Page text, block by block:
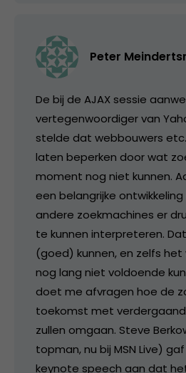
Peter
De bij de AJAX sessie
vertegenwoordiger van
stelde dat webbouwers
laten beperken door wat
moment nog niet kunnen.
een belangrijke ontwikkeling
andere zoekmachines er
te kunnen interpreteren.
(goed) kunnen, en zelfs het
nog lang niet voldoende
doet me afvragen hoe de
toekomst met
zullen omgaan. Steve
topman, nu bij MSN Live)
keynote speech aan dat